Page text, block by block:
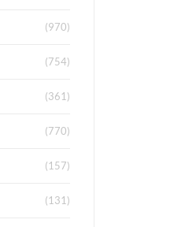
(970)
(754)
(361)
(770)
(157)
(131)